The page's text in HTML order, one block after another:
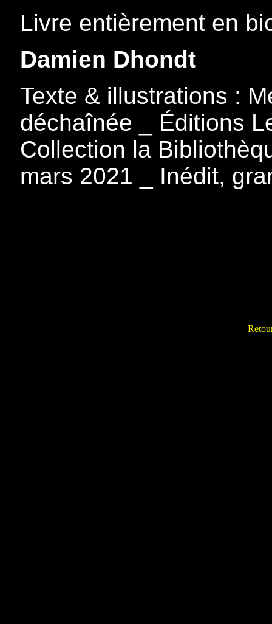
Livre entièrement en
Damien Dhondt
Texte & illustrations :
déchaînée _ Éditions
Collection la
mars 2021 _ Inédit,